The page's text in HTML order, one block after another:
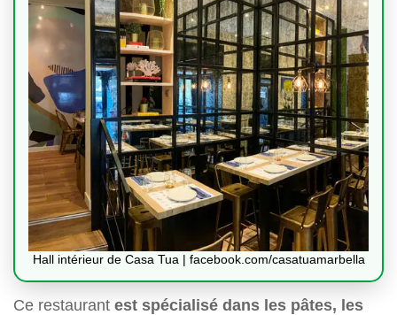
Hall intérieur de Casa Tua | facebook.com/casatuamarbella
Ce restaurant est spécialisé dans les pâtes, les